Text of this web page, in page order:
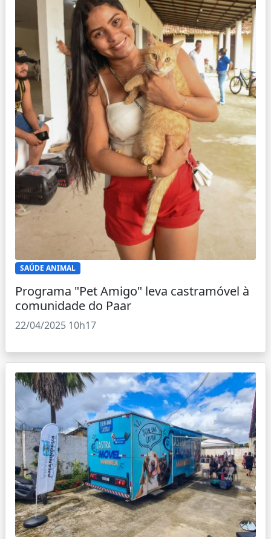
SAÚDE ANIMAL
Programa "Pet Amigo" leva castramóvel à
comunidade do Paar
22/04/2025 10h17